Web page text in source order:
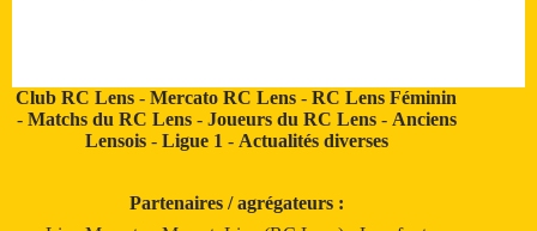
Club RC Lens -Mercato RC Lens -RC Lens Féminin
- Matchs du RC Lens- Joueurs du RC Lens- Anciens
Lensois- Ligue 1 - Actualités diverses
Partenaires / agrégateurs :